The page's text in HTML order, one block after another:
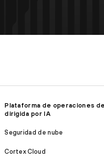
Plataforma de operaciones
dirigida por IA
Seguridad de nube
Cortex Cloud